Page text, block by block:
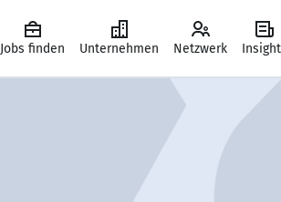
Jobs finden Unternehmen Netzwerk